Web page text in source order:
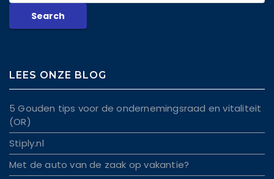
LEES ONZE BLOG
5 Gouden tips voor de ondernemingsraad en vitaliteit
(OR)
Stiply.nl
Met de auto van de zaak op vakantie?